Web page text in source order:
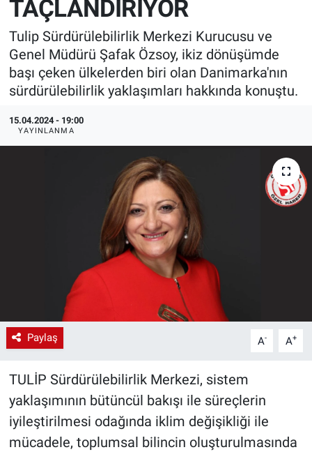
TAÇLANDIRIYOR
Tulip Sürdürülebilirlik Merkezi Kurucusu ve
Genel Müdürü Şafak Özsoy, ikiz dönüşümde
başı çeken ülkelerden biri olan Danimarka'nın
sürdürülebilirlik yaklaşımları hakkında konuştu.
15.04.2024 - 19:00
YAYINLANMA
Paylaş A- A+
TULİP Sürdürülebilirlik Merkezi, sistem
yaklaşımının bütüncül bakışı ile süreçlerin
iyileştirilmesi odağında iklim değişikliği ile
mücadele, toplumsal bilincin oluşturulmasında
EndüstriST
Enerjisini Üreten Fabrikalar
Endüstri 4.0 Uygulamaları
Ağır Sanayi Çözümleri